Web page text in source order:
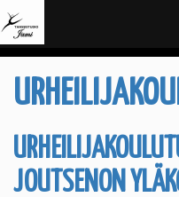
JOUTSENON